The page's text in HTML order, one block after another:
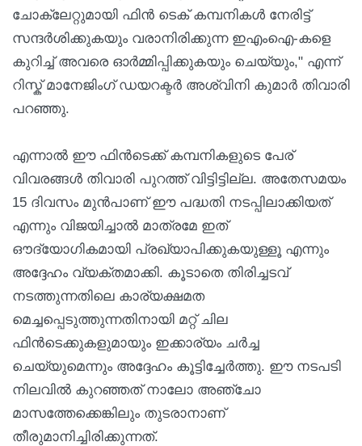
ചോക്ലേറ്റുമായി ഫിൻ ടെക് കമ്പനികൾ നേരിട്ട്
സന്ദർശിക്കുകയും വരാനിരിക്കുന്ന ഇഎംഐ-കളെ
കുറിച്ച്‌ അവരെ ഓര്‍മ്മിപ്പിക്കുകയും ചെയ്യും," എന്ന്
റിസ്ക് മാനേജിംഗ് ഡയറക്ടര്‍ അശ്വിനി കുമാര്‍ തിവാരി
പറഞ്ഞു.
എന്നാൽ ഈ ഫിൻടെക്ക് കമ്പനികളുടെ പേര്
വിവരങ്ങൾ തിവാരി പുറത്ത് വിട്ടിട്ടില്ല. അതേസമയം
15 ദിവസം മുൻപാണ് ഈ പദ്ധതി നടപ്പിലാക്കിയത്
എന്നും വിജയിച്ചാൽ മാത്രമേ ഇത്
ഔദ്യോഗികമായി പ്രഖ്യാപിക്കുകയുള്ളൂ എന്നും
അദ്ദേഹം വ്യക്തമാക്കി. കൂടാതെ തിരിച്ചടവ്
നടത്തുന്നതിലെ കാര്യക്ഷമത
മെച്ചപ്പെടുത്തുന്നതിനായി മറ്റ് ചില
ഫിൻ‌ടെക്കുകളുമായും ഇക്കാര്യം ചർച്ച
ചെയ്യുമെന്നും അദ്ദേഹം കൂട്ടിച്ചേർത്തു. ഈ നടപടി
നിലവിൽ കുറഞ്ഞത് നാലോ അഞ്ചോ
മാസത്തേക്കെങ്കിലും തുടരാനാണ്
തീരുമാനിച്ചിരിക്കുന്നത്.